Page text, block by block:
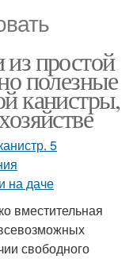
простой
полезные
канистры,
вместительная
свободного